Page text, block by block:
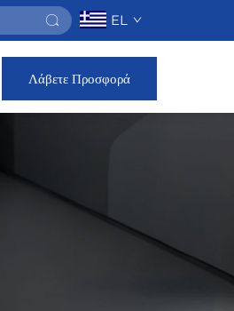
EL
Λάβετε Προσφορά